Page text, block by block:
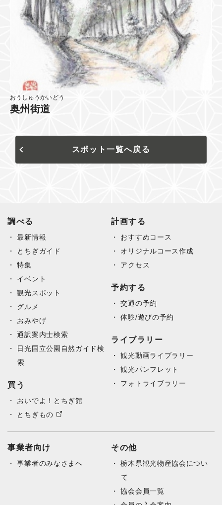
おうしゅうかいどう
奥州街道
スポット一覧へ戻る
調べる
最新情報
とちぎガイド
特集
イベント
観光スポット
グルメ
おみやげ
通訳案内士検索
日光国立公園自然ガイド検
索
買う
おいでよ！とちぎ館
とちぎもの
計画する
おすすめコース
オリジナルコース作成
アクセス
予約する
交通の予約
体験/遊びの予約
ライブラリー
観光動画ライブラリー
観光パンフレット
フォトライブラリー
事業者向け
事業者のみなさまへ
その他
栃木県観光物産協会につい
て
協会会員一覧